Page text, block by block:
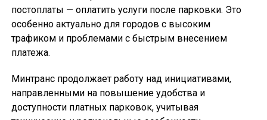
постоплаты — оплатить услуги после парковки. Это
особенно актуально для городов с высоким
трафиком и проблемами с быстрым внесением
платежа.
Минтранс продолжает работу над инициативами,
направленными на повышение удобства и
доступности платных парковок, учитывая